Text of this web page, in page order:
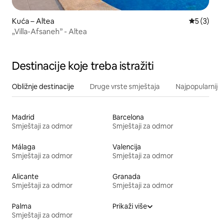
Kuća – Altea
5 (3)
„Villa-Afsaneh” - Altea
Destinacije koje treba istražiti
Obližnje destinacije Druge vrste smještaja
Madrid
Smještaji za odmor
Barcelona
Smještaji za odmor
Málaga
Smještaji za odmor
Valencija
Smještaji za odmor
Alicante
Smještaji za odmor
Granada
Smještaji za odmor
Palma
Smještaji za odmor
Prikaži više